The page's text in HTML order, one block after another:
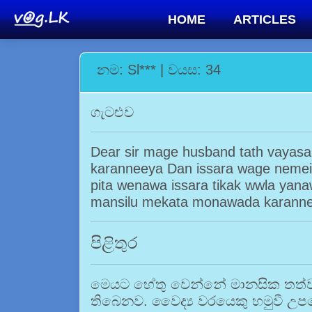
HOME ARTICLES
නම: Sl*** | වයස: 34
ගැටළුව
Dear sir mage husband tath
karanneeya Dan issara wage
pita wenawa issara tikak wwla
mansilu mekata monawada
පිළිතුර
මෙයට හේතු වෙන්නේ මානසික
තිබෙනව. වෛද්‍ය වරයෙකු හමුවී